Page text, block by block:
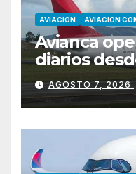
AVIACION AVIACION
Avianca
diarios
Asunción
AGOSTO 7, 2026